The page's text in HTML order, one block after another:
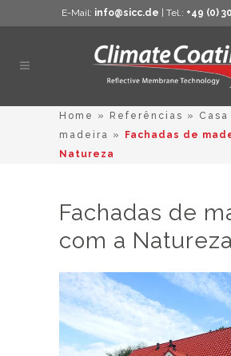
E-Mail: info@sicc.de | Tel.: +49 (0)
Home » Referências » Casa
madeira »
Fachadas de
Natureza
Fachadas de
com a Natureza